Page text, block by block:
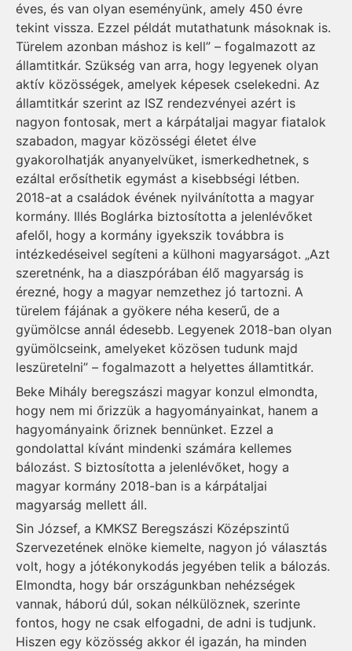
éves, és van olyan eseményünk, amely 450 évre
tekint vissza. Ezzel példát mutathatunk másoknak is.
Türelem azonban máshoz is kell” – fogalmazott az
államtitkár. Szükség van arra, hogy legyenek olyan
aktív közösségek, amelyek képesek cselekedni. Az
államtitkár szerint az ISZ rendezvényei azért is
nagyon fontosak, mert a kárpátaljai magyar fiatalok
szabadon, magyar közösségi életet élve
gyakorolhatják anyanyelvüket, ismerkedhetnek, s
ezáltal erősíthetik egymást a kisebbségi létben.
2018-at a családok évének nyilvánította a magyar
kormány. Illés Boglárka biztosította a jelenlévőket
afelől, hogy a kormány igyekszik továbbra is
intézkedéseivel segíteni a külhoni magyarságot. „Azt
szeretnénk, ha a diaszpórában élő magyarság is
érezné, hogy a magyar nemzethez jó tartozni. A
türelem fájának a gyökere néha keserű, de a
gyümölcse annál édesebb. Legyenek 2018-ban olyan
gyümölcseink, amelyeket közösen tudunk majd
leszüretelni” – fogalmazott a helyettes államtitkár.
Beke Mihály beregszászi magyar konzul elmondta,
hogy nem mi őrizzük a hagyományainkat, hanem a
hagyományaink őriznek bennünket. Ezzel a
gondolattal kívánt mindenki számára kellemes
bálozást. S biztosította a jelenlévőket, hogy a
magyar kormány 2018-ban is a kárpátaljai
magyarság mellett áll.
Sin József, a KMKSZ Beregszászi Középszintű
Szervezetének elnöke kiemelte, nagyon jó választás
volt, hogy a jótékonykodás jegyében telik a bálozás.
Elmondta, hogy bár országunkban nehézségek
vannak, háború dúl, sokan nélkülöznek, szerinte
fontos, hogy ne csak elfogadni, de adni is tudjunk.
Hiszen egy közösség akkor él igazán, ha minden